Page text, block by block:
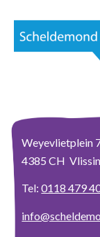
Weyevlietplein
4385 CH
Tel:0118 479